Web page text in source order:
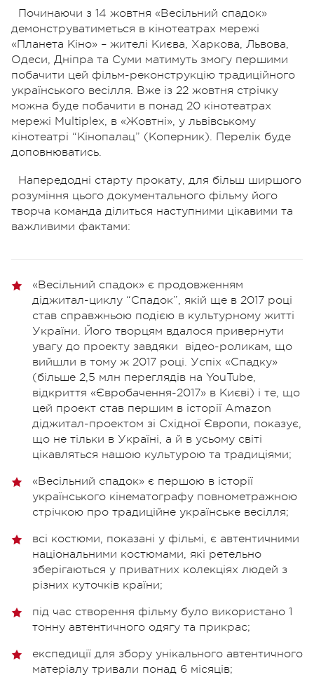
Починаючи з 14 жовтня «Весільний спадок»
демонструватиметься в кінотеатрах мережі
«Планета Кіно» – жителі Києва, Харкова, Львова,
Одеси, Дніпра та Суми матимуть змогу першими
побачити цей фільм-реконструкцію традиційного
українського весілля. Вже із 22 жовтня стрічку
можна буде побачити в понад 20 кінотеатрах
мережі Multiplex, в «Жовтні», у львівському
кінотеатрі “Кінопалац” (Коперник). Перелік буде
доповнюватись.
Напередодні старту прокату, для більш ширшого
розуміння цього документального фільму його
творча команда ділиться наступними цікавими та
важливими фактами:
«Весільний спадок» є продовженням
діджитал-циклу “Спадок”, якій ще в 2017 році
став справжньою подією в культурному житті
України. Його творцям вдалося привернути
увагу до проекту завдяки відео-роликам, що
вийшли в тому ж 2017 році. Успіх «Спадку»
(більше 2,5 млн переглядів на YouTube,
відкриття «Євробачення-2017» в Києві) і те, що
цей проект став першим в історії Amazon
діджитал-проектом зі Східної Європи, показує,
що не тільки в Україні, а й в усьому світі
цікавляться нашою культурою та традиціями;
«Весільний спадок» є першою в історії
українського кінематографу повнометражною
стрічкою про традиційне українське весілля;
всі костюми, показані у фільмі, є автентичними
національними костюмами, які ретельно
зберігаються у приватних колекціях людей з
різних куточків країни;
під час створення фільму було використано 1
тонну автентичного одягу та прикрас;
експедиції для збору унікального автентичного
матеріалу тривали понад 6 місяців;